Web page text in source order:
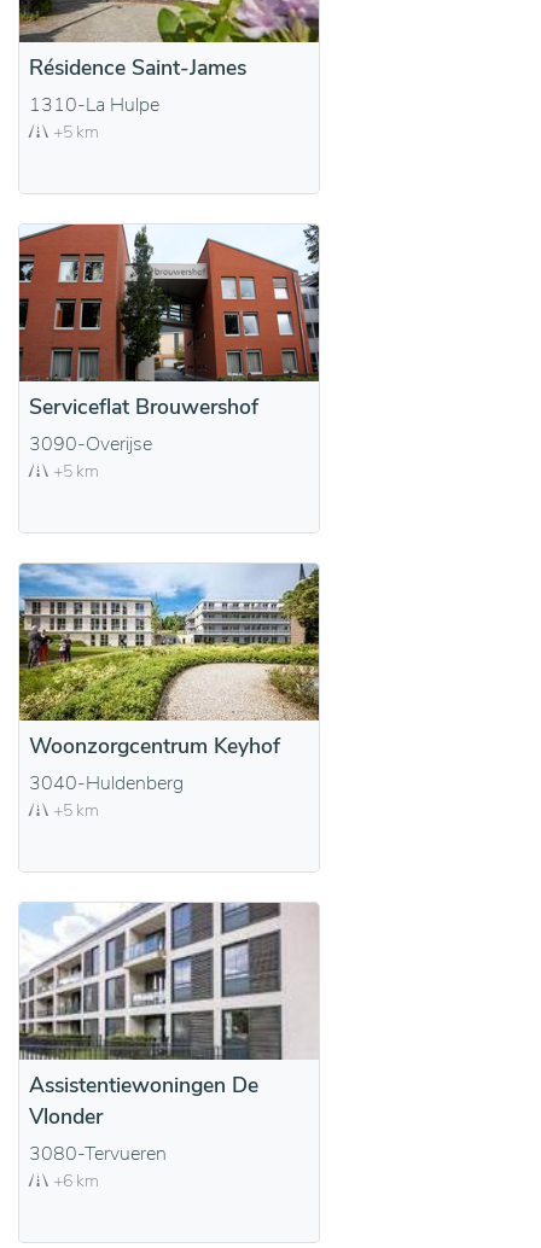
Résidence Saint-James
1310-La Hulpe
+5 km
Serviceflat Brouwershof
3090-Overijse
+5 km
Woonzorgcentrum Keyhof
3040-Huldenberg
+5 km
Assistentiewoningen De
Vlonder
3080-Tervueren
+6 km